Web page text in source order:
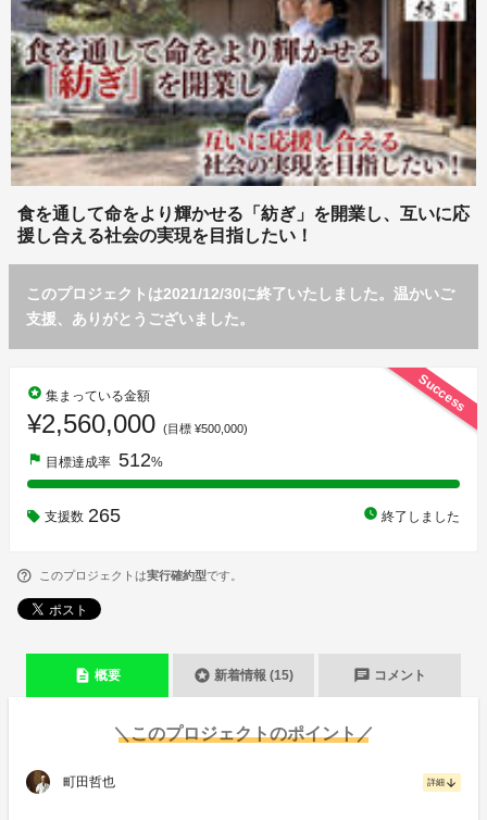
食を通して命をより輝かせる「紡ぎ」を開業し、互いに応
援し合える社会の実現を目指したい！
このプロジェクトは2021/12/30に終了いたしました。温かいご
支援、ありがとうございました。
Success
stars 集まっている金額
¥2,560,000 (目標 ¥500,000)
flag 目標達成率 512%
支援数 265 watch_later 終了しました
このプロジェクトは実行確約型です。
description 概要 stars 新着情報 (15) chat コメント
＼このプロジェクトのポイント／
町田哲也 詳細 arrow_downward